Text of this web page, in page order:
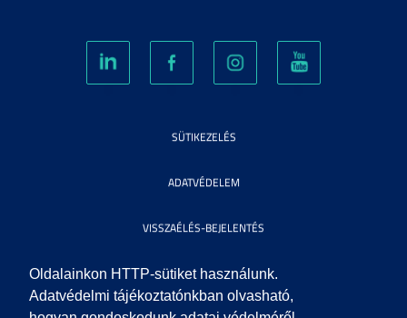
Oldalainkon HTTP-sütiket használunk.
Adatvédelmi tájékoztatónkban olvasható,
SÜTIKEZELÉS
ADATVÉDELEM
VISSZAÉLÉS-BEJELENTÉS
KÖZÉRDEKŰ ADATOK